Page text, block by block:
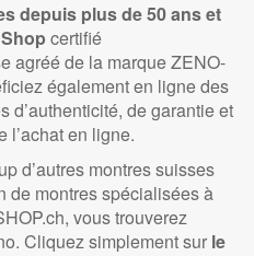
depuis plus de 50 ans et
Shop certifié
agréé de la marque ZENO-
également en ligne des
d’authenticité, de garantie et
l’achat en ligne.
d’autres montres suisses
de montres spécialisées à
vous trouverez
Cliquez simplement sur le